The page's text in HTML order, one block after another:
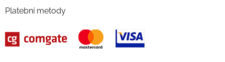
Platební metody